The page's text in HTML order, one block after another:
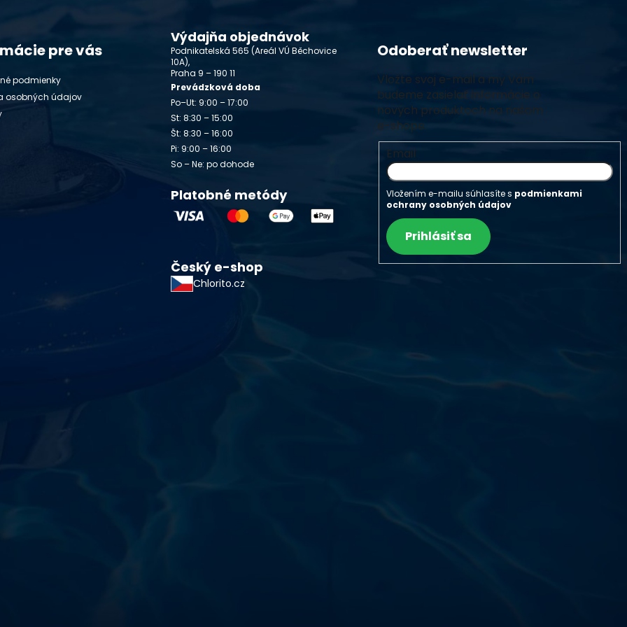
pre vás
podmienky
osobných údajov
Výdajňa objednávok
Podnikatelská 565 (Areál VÚ Běchovice
10A),
Praha 9 – 190 11
Prevádzková doba
Po–Ut: 9:00 – 17:00
St: 8:30 – 15:00
Št: 8:30 – 16:00
Pi: 9:00 – 16:00
So – Ne: po dohode
Platobné metódy
Český e-shop
Chlorito.cz
Odoberať newsletter
Vložte svoj e-mail a my Vám
budeme zasielať informácie o
nových produktoch na našom
e-shope.
Email
Vložením e-mailu súhlasíte s podmienkami
ochrany osobných údajov
Prihlásiť sa
o vodu a
vzdelaním v oblasti čistiarní odpadových
zdokonaľovaním v oblasti starostlivosti o vodu.
vlastnej výroby pre čistú a bezpečnú
na najlepších európskych surovinách a
najvyššiu kvalitu za ceny porovnateľné s
a bezpečnosťou. Presvedčte sa sami o kvalite
kontrolami a testami, a o ich nepochybnej
oázu čistoty s našimi produktmi – pretože voda